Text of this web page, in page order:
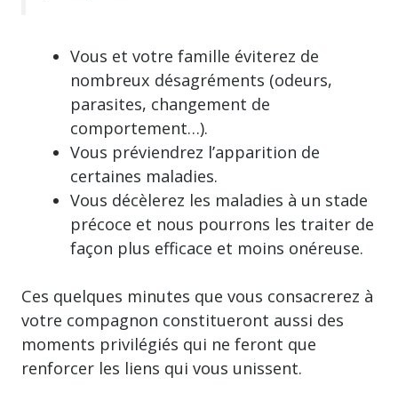
Vous et votre famille éviterez de
nombreux désagréments (odeurs,
parasites, changement de
comportement…).
Vous préviendrez l’apparition de
certaines maladies.
Vous décèlerez les maladies à un stade
précoce et nous pourrons les traiter de
façon plus efficace et moins onéreuse.
Ces quelques minutes que vous consacrerez à
votre compagnon constitueront aussi des
moments privilégiés qui ne feront que
renforcer les liens qui vous unissent.